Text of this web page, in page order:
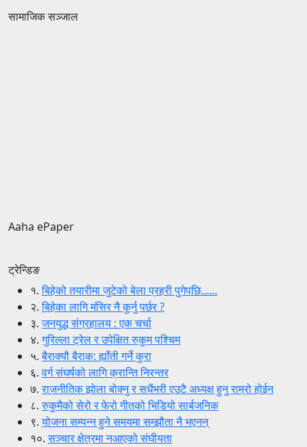
सामाजिक सञ्जाल
Aaha ePaper
ट्रेन्डिङ
१.बिहेको तयारीमा जुटेको बेला प्रहरी पुगेपछि......
२.बिहेका लागि मंसिर नै कुर्नु पर्छर ?
३.जनयुद्ध संग्रहालय : एक चर्चा
४.गुरिल्ला ट्रेल र उपेक्षित रुकुम पश्चिम
५.बैराक्यौ बैराक: ह्याँती गर्ने कुरा
६.वर्ग संघर्षको लागि क्रान्ति निरन्तर
७.राजनीतिक झोला बोक्नु र सधैंभरी एउटै अध्यक्ष हुनु राम्रो होईन
८.रुकुमैको सेरो र फेरो गीतको भिडियो सार्बजनिक
९.योजना सम्पन्न हुने समयमा सम्झौता नै भएनन्
१०.सञ्चार क्षेत्रमा नआएको संघीयता